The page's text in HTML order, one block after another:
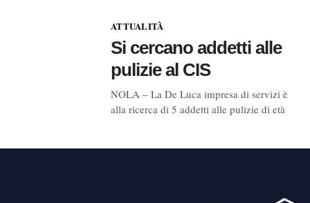
ATTUALITÀ
Si cercano addetti alle
pulizie al CIS
NOLA – La De Luca impresa di servizi è
alla ricerca di 5 addetti alle pulizie di età